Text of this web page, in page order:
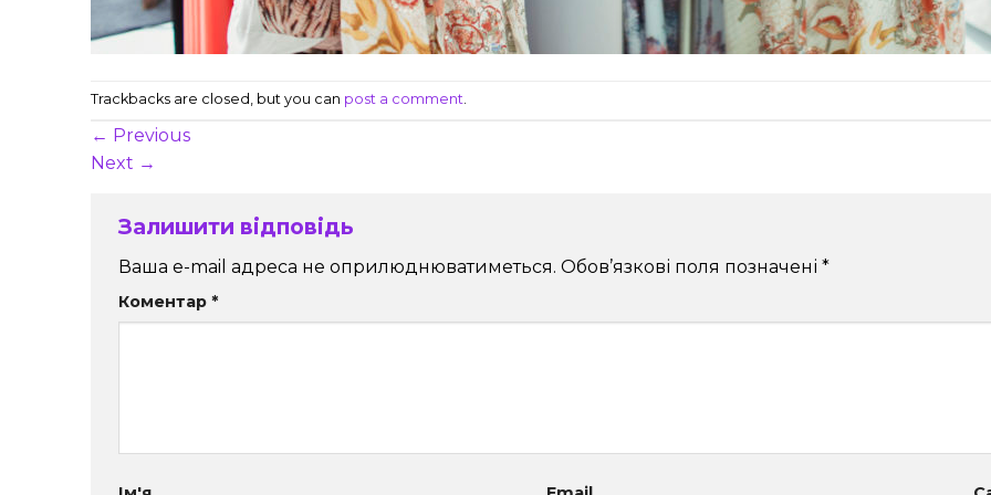
Trackbacks are closed, but you can post a comment
← Previous
Next →
Залишити відповідь
Ваша e-mail адреса не оприлюднюватиметься. Обов’язкові поля позначені *
Коментар *